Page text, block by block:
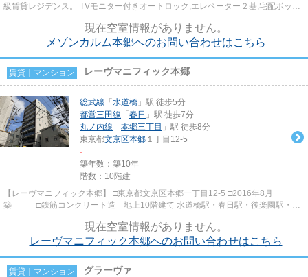
級賃貸レジデンス。 TVモニター付きオートロック,エレベーター２基,宅配ボック
現在空室情報がありません。
メゾンカルム本郷へのお問い合わせはこちら
賃貸｜マンション レーヴマニフィック本郷
総武線 「 水道橋 」駅 徒歩5分
都営三田線 「 春日 」駅 徒歩7分
丸ノ内線 「 本郷三丁目 」駅 徒歩8分
東京都文京区本郷 １丁目12-5
-
築年数：築10年
階数：10階建
【レーヴマニフィック本郷】 □東京都文京区本郷一丁目12-5 □2016年8月
築 □鉄筋コンクリート造 地上10階建て 水道橋駅・春日駅・後楽園駅・本
現在空室情報がありません。
レーヴマニフィック本郷へのお問い合わせはこちら
賃貸｜マンション グラーヴァ